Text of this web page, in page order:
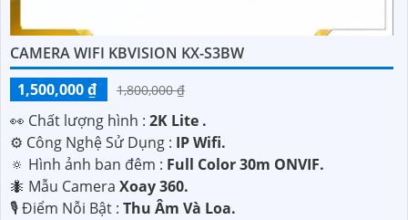
CAMERA WIFI KBVISION KX-S3BW
1,500,000 ₫
1,800,000 ₫
️👀 Chất lượng hình : 2K Lite .
⚙ Công Nghệ Sử Dụng : IP Wifi.
🔅 Hình ảnh ban đêm : Full Color 30m ONVIF.
🐜 Mẫu Camera Xoay 360.
️🎙 Điểm Nỗi Bật : Thu Âm Và Loa.